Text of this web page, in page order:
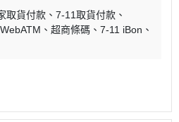
取貨付款
7-11取貨付款
WebATM 超商條碼
7-11 iBon